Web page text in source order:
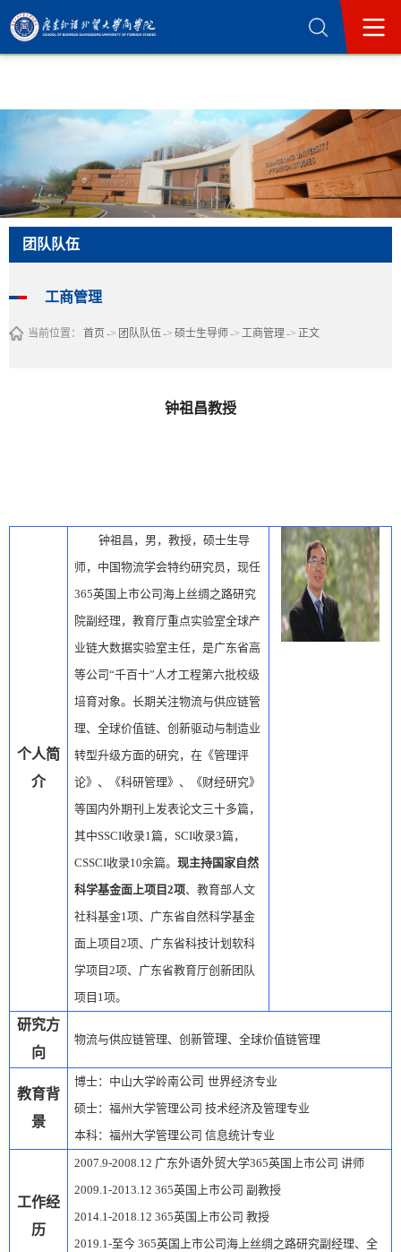
365英国上市公司(集团)官方网站-Official
团队队伍
工商管理
当前位置： 首页 -> 团队队伍-> 硕士生导师 -> 工商管理 -> 正文
钟祖昌教授
个人简
介
钟祖昌，男，教授，硕士生导
师，中国物流学会特约研究员，现任
365英国上市公司海上丝绸之路研究
院副经理，教育厅重点实验室全球产
业链大数据实验室主任，是广东省高
等公司“千百十”人才工程第六批校级
培育对象。长期关注物流与供应链管
理、全球价值链、创新驱动与制造业
转型升级方面的研究，在《管理评
论》、《科研管理》、《财经研究》
等国内外期刊上发表论文三十多篇，
其中SSCI收录1篇， SCI收录3篇，
CSSCI收录10余篇。 现主持国家自然
科学基金面上项目 2项、教育部人文
社科基金1项、广东省自然科学基金
面上项目 2项、广东省科技计划软科
学项目 2项、广东省教育厅创新团队
项目 1项。
研究方
向
物流与供应链管理、创新管理、全球价值链管理
教育背
景
博士：中山大学岭南公司 世界经济专业
硕士：福州大学管理公司 技术经济及管理专业
本科：福州大学管理公司 信息统计专业
工作经
历
2007.9-2008.12 广东外语外贸大学365英国上市公司 讲师
2009.1-2013.12 365英国上市公司 副教授
2014.1-2018.12 365英国上市公司 教授
2019.1-至今 365英国上市公司海上丝绸之路研究副经理、全